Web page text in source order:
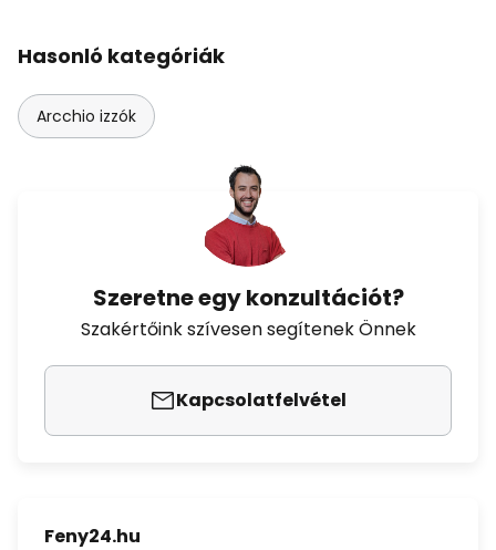
Hasonló kategóriák
Arcchio izzók
Szeretne egy konzultációt?
Szakértőink szívesen segítenek Önnek
Kapcsolatfelvétel
Feny24.hu